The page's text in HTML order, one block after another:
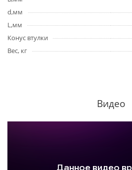
d,мм
L,мм
Конус втулки
Вес, кг
Видео